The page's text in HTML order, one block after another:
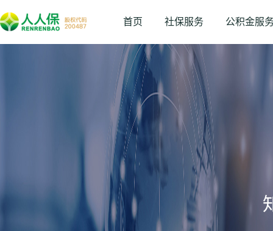
首页 社保服务 公积金服